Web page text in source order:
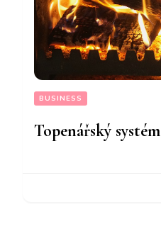
BUSINESS
Topenářský systém